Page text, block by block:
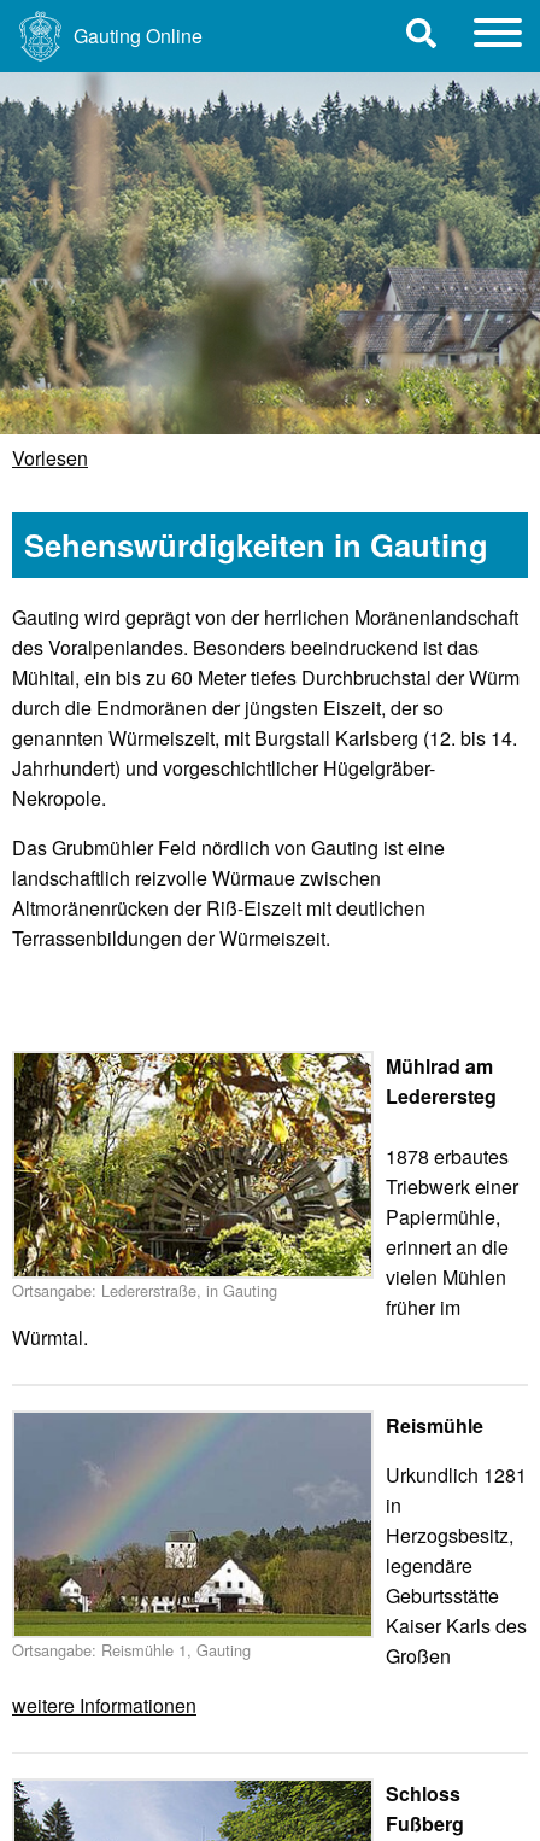
Gauting Online
Vorlesen
Sehenswürdigkeiten in Gauting
Gauting wird geprägt von der herrlichen Moränenlandschaft
des Voralpenlandes. Besonders beeindruckend ist das
Mühltal, ein bis zu 60 Meter tiefes Durchbruchstal der Würm
durch die Endmoränen der jüngsten Eiszeit, der so
genannten Würmeiszeit, mit Burgstall Karlsberg (12. bis 14.
Jahrhundert) und vorgeschichtlicher Hügelgräber-
Nekropole.
Das Grubmühler Feld nördlich von Gauting ist eine
landschaftlich reizvolle Würmaue zwischen
Altmoränenrücken der Riß-Eiszeit mit deutlichen
Terrassenbildungen der Würmeiszeit.
Ortsangabe: Ledererstraße, in Gauting
Mühlrad am
Lederersteg
1878 erbautes
Triebwerk einer
Papiermühle,
erinnert an die
vielen Mühlen
früher im
Würmtal.
Ortsangabe: Reismühle 1, Gauting
Reismühle
Urkundlich 1281
in
Herzogsbesitz,
legendäre
Geburtsstätte
Kaiser Karls des
Großen
weitere Informationen
Schloss
Fußberg